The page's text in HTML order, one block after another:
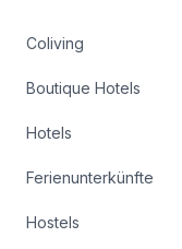
Coliving
Boutique Hotels
Hotels
Ferienunterkünfte
Hostels